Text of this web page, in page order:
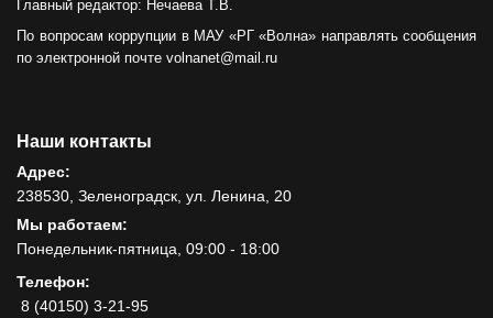
Главный редактор: Нечаева Т.В.
По вопросам коррупции в МАУ «РГ «Волна» направлять сообщения
по электронной почте volnanet@mail.ru
Наши контакты
Адрес:
238530, Зеленоградск, ул. Ленина, 20
Мы работаем:
Понедельник-пятница, 09:00 - 18:00
Телефон:
8 (40150) 3-21-95